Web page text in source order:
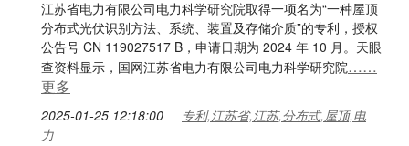
江苏省电力有限公司电力科学研究院取得一项名为“一种屋顶
分布式光伏识别方法、系统、装置及存储介质”的专利，授权
公告号 CN 119027517 B，申请日期为 2024 年 10 月。天眼
查资料显示，国网江苏省电力有限公司电力科学研究院……
更多
2025-01-25 12:18:00
专利,江苏省,江苏,分布式,屋顶,电
力